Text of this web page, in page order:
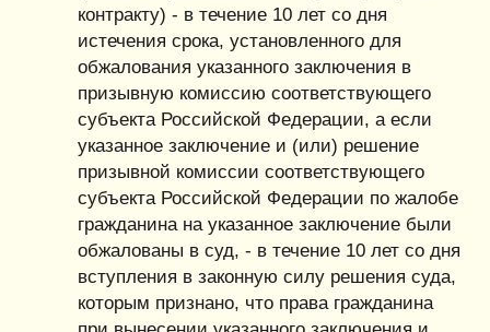
контракту) - в течение 10 лет со дня
истечения срока, установленного для
обжалования указанного заключения в
призывную комиссию соответствующего
субъекта Российской Федерации, а если
указанное заключение и (или) решение
призывной комиссии соответствующего
субъекта Российской Федерации по жалобе
гражданина на указанное заключение были
обжалованы в суд, - в течение 10 лет со дня
вступления в законную силу решения суда,
которым признано, что права гражданина